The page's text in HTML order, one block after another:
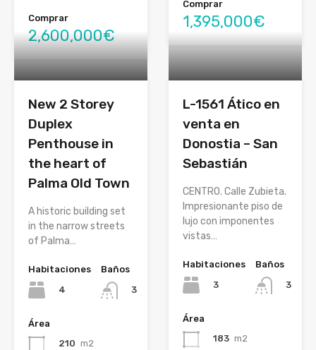
Comprar
2,600,000€
Comprar
1,395,000€
New 2 Storey
Duplex
Penthouse in
the heart of
Palma Old Town
A historic building set
in the narrow streets
of Palma…
Habitaciones
4
Baños
3
Área
210 m2
L-1561 Ático en
venta en
Donostia – San
Sebastián
CENTRO. Calle Zubieta.
Impresionante piso de
lujo con imponentes
vistas…
Habitaciones
3
Baños
3
Área
183 m2